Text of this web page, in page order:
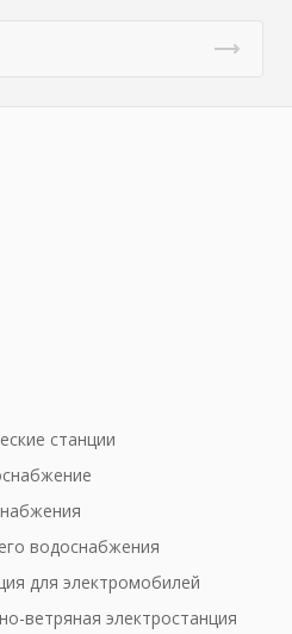
станции
водоснабжения
для электромобилей
ветряная электростанция